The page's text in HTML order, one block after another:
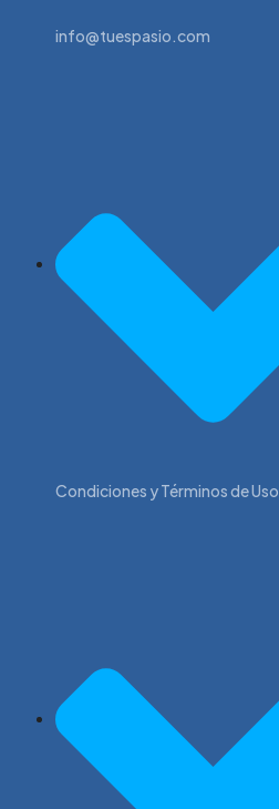
info@tuespasio.com
Condiciones y Términos de Uso